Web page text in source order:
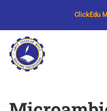
ClickEdu